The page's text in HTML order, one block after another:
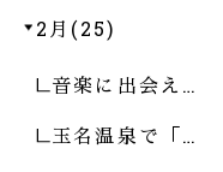
2月(25)
音楽に出会え…
玉名温泉で「…